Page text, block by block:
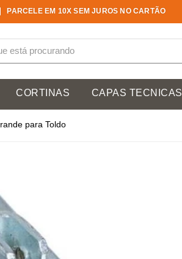
PARCELE EM 10X SEM JUROS NO CARTÃO
CORTINAS CAPAS TECNICAS
para Toldo